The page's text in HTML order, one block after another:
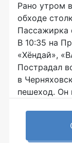
Рано утром
обходе
Пассажирка
В 10:35 на
«Хёндай»,
Пострадал
в
пешеход. Он